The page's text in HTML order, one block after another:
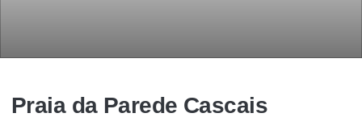
Praia da Parede Cascais